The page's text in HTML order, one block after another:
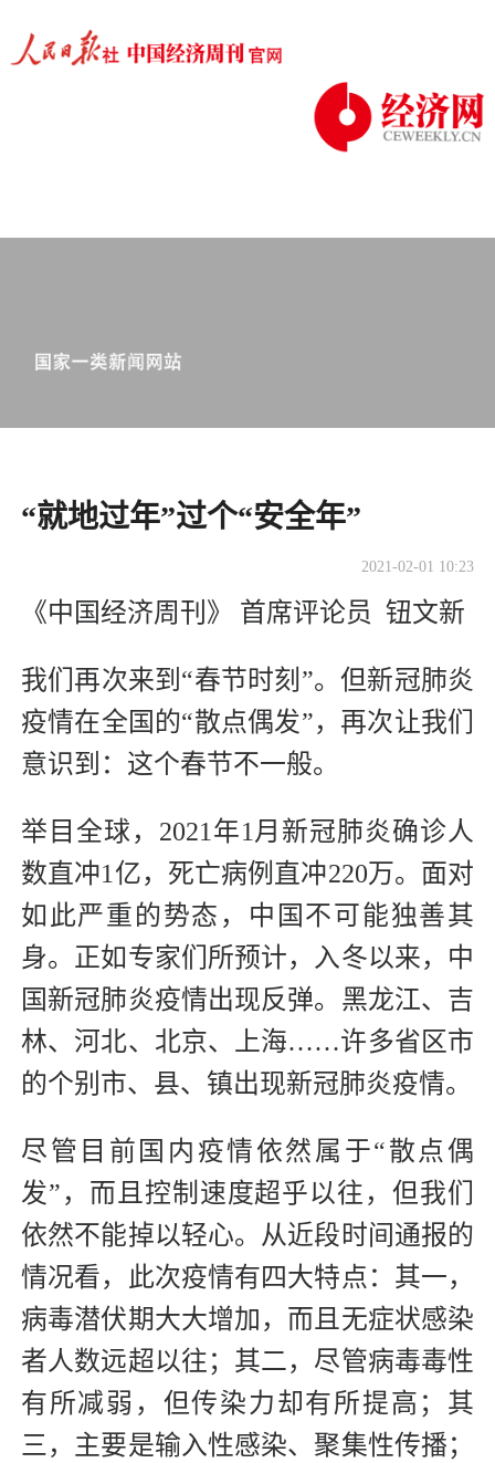
“就地过年”过个“安全年”
2021-02-01 10:23
《中国经济周刊》 首席评论员 钮文新
我们再次来到“春节时刻”。但新冠肺炎
疫情在全国的“散点偶发”，再次让我们
意识到：这个春节不一般。
举目全球，2021年1月新冠肺炎确诊人
数直冲1亿，死亡病例直冲220万。面对
如此严重的势态，中国不可能独善其
身。正如专家们所预计，入冬以来，中
国新冠肺炎疫情出现反弹。黑龙江、吉
林、河北、北京、上海……许多省区市
的个别市、县、镇出现新冠肺炎疫情。
尽管目前国内疫情依然属于“散点偶
发”，而且控制速度超乎以往，但我们
依然不能掉以轻心。从近段时间通报的
情况看，此次疫情有四大特点：其一，
病毒潜伏期大大增加，而且无症状感染
者人数远超以往；其二，尽管病毒毒性
有所减弱，但传染力却有所提高；其
三，主要是输入性感染、聚集性传播；